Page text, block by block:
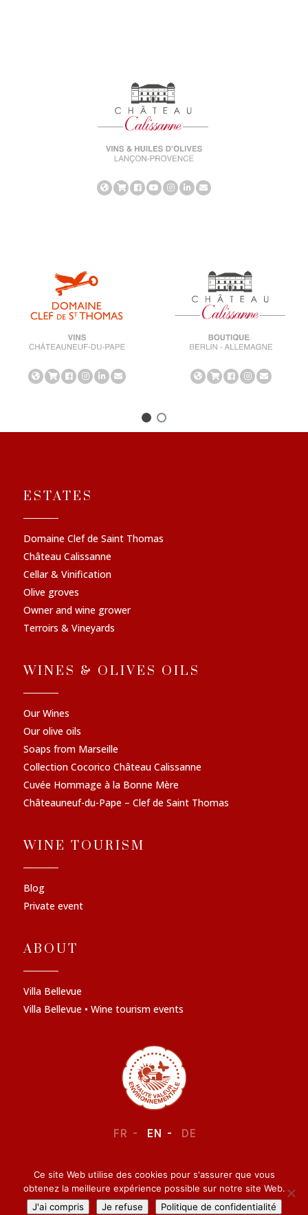
ESTATES
Domaine Clef de Saint Thomas
Château Calissanne
Cellar & Vinification
Olive groves
Owner and wine grower
Terroirs & Vineyards
WINES & OLIVES OILS
Our Wines
Our olive oils
Soaps from Marseille
Collection Cocorico Château Calissanne
Cuvée Hommage à la Bonne Mère
Châteauneuf-du-Pape – Clef de Saint Thomas
WINE TOURISM
Blog
Private event
ABOUT
Villa Bellevue
Villa Bellevue • Wine tourism events
FR EN DE
LEGAL NOTICE–CONFIDENTIALITY
Ce site Web utilise des cookies pour s'assurer que vous
obtenez la meilleure expérience possible sur notre site Web.
J'ai compris
Je refuse Politique de confidentialité